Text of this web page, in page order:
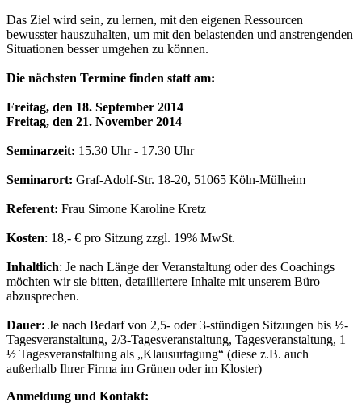
Das Ziel wird sein, zu lernen, mit den eigenen Ressourcen
bewusster hauszuhalten, um mit den belastenden und anstrengenden
Situationen besser umgehen zu können.
Die nächsten Termine finden statt am:
Freitag, den 18. September 2014
Freitag, den 21. November 2014
Seminarzeit: 15.30 Uhr - 17.30 Uhr
Seminarort: Graf-Adolf-Str. 18-20, 51065 Köln-Mülheim
Referent: Frau Simone Karoline Kretz
Kosten: 18,- € pro Sitzung zzgl. 19% MwSt.
Inhaltlich: Je nach Länge der Veranstaltung oder des Coachings
möchten wir sie bitten, detailliertere Inhalte mit unserem Büro
abzusprechen.
Dauer: Je nach Bedarf von 2,5- oder 3-stündigen Sitzungen bis ½-
Tagesveranstaltung, 2/3-Tagesveranstaltung, Tagesveranstaltung, 1
½ Tagesveranstaltung als „Klausurtagung“ (diese z.B. auch
außerhalb Ihrer Firma im Grünen oder im Kloster)
Anmeldung und Kontakt: